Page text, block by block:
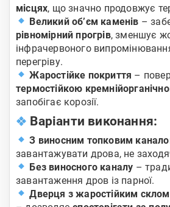
місцях, що значно продовжує
Великий об’єм каменів –
рівномірний прогрів, зменшує
інфрачервоного
перегріву.
Жаростійке покриття –
термостійкою
запобігає корозії.
Варіанти виконання:
З виносним топковим
завантажувати дрова, не
Без виносного каналу –
завантаження дров із парної.
Дверця з жаростійким